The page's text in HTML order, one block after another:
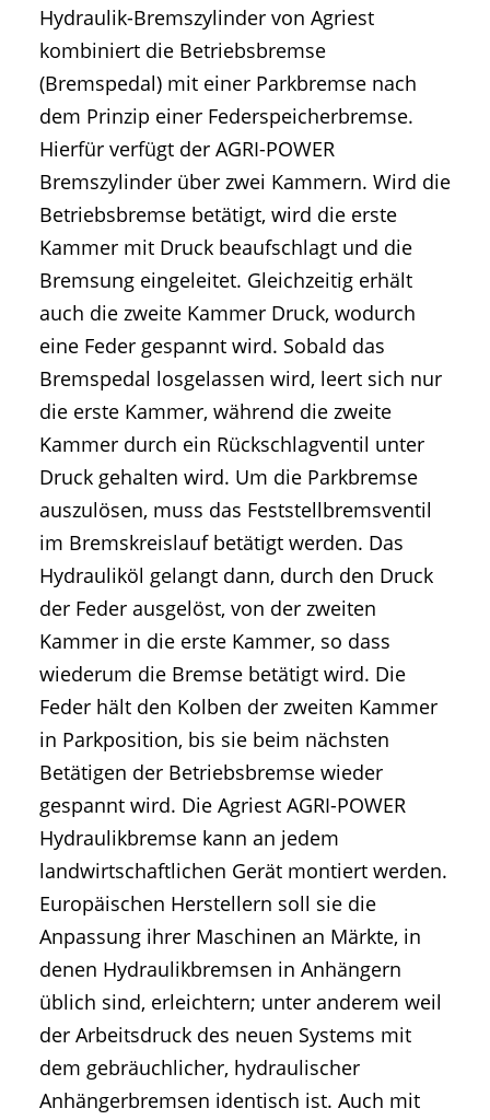
Hydraulik-Bremszylinder von Agriest
kombiniert die Betriebsbremse
(Bremspedal) mit einer Parkbremse nach
dem Prinzip einer Federspeicherbremse.
Hierfür verfügt der AGRI-POWER
Bremszylinder über zwei Kammern. Wird die
Betriebsbremse betätigt, wird die erste
Kammer mit Druck beaufschlagt und die
Bremsung eingeleitet. Gleichzeitig erhält
auch die zweite Kammer Druck, wodurch
eine Feder gespannt wird. Sobald das
Bremspedal losgelassen wird, leert sich nur
die erste Kammer, während die zweite
Kammer durch ein Rückschlagventil unter
Druck gehalten wird. Um die Parkbremse
auszulösen, muss das Feststellbremsventil
im Bremskreislauf betätigt werden. Das
Hydrauliköl gelangt dann, durch den Druck
der Feder ausgelöst, von der zweiten
Kammer in die erste Kammer, so dass
wiederum die Bremse betätigt wird. Die
Feder hält den Kolben der zweiten Kammer
in Parkposition, bis sie beim nächsten
Betätigen der Betriebsbremse wieder
gespannt wird. Die Agriest AGRI-POWER
Hydraulikbremse kann an jedem
landwirtschaftlichen Gerät montiert werden.
Europäischen Herstellern soll sie die
Anpassung ihrer Maschinen an Märkte, in
denen Hydraulikbremsen in Anhängern
üblich sind, erleichtern; unter anderem weil
der Arbeitsdruck des neuen Systems mit
dem gebräuchlicher, hydraulischer
Anhängerbremsen identisch ist. Auch mit